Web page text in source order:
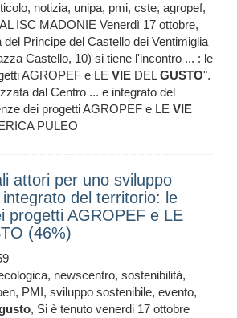
notizia, unipa, pmi, cste, agropef,
ISC MADONIE Venerdì 17 ottobre,
del Principe del Castello dei Ventimiglia
Castello, 10) si tiene l'incontro ... : le
AGROPEF e LE VIE DELGUSTO".
dal Centro ... e integrato del
dei progetti AGROPEF e LE VIE
PULEO
attori per uno sviluppo
del territorio: le
progetti AGROPEF e LE
(46%)
newscentro, sostenibilità,
PMI, sviluppo sostenibile, evento,
, Si è tenuto venerdi 17 ottobre